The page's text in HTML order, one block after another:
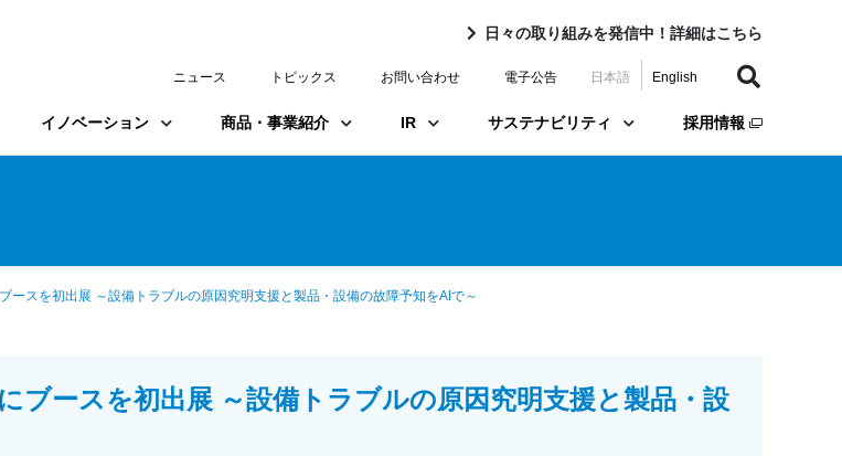
日々の取り組みを発信中！詳細はこちら
ニュース トピックス お問い合わせ 電子公告 日本語 English
イノベーション 商品・事業紹介 IR サステナビリティ 採用情報
ースを初出展 ～設備トラブルの原因究明支援と製品・設備の故障予知をAIで～
ブースを初出展 ～設備トラブルの原因究明支援と製品・設